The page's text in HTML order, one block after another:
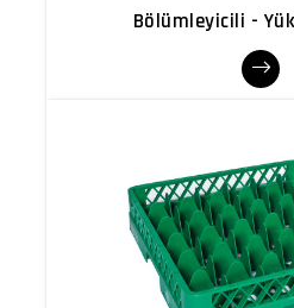
Bölümleyicili -